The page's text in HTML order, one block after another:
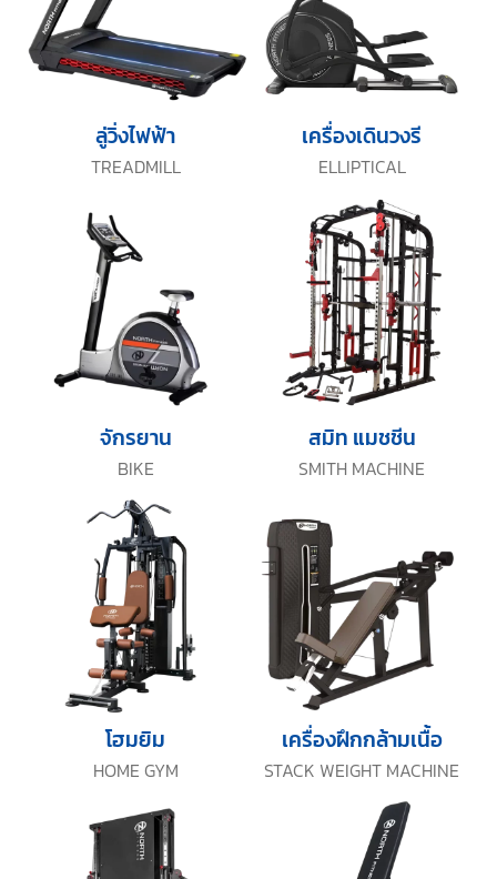
TREADMILL
ลู่วิ่งไฟฟ้า
ELLIPTICAL
เครื่องเดินวงรี
BIKE
จักรยาน
SMITH MACHINE
สมิท แมชชีน
HOME GYM
โฮมยิม
STACK WEIGHT MACHINE
เครื่องฝึกกล้ามเนื้อ